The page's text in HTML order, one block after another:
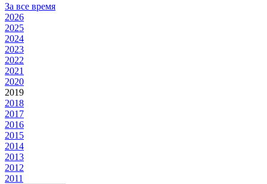
За все время
2026
2025
2024
2023
2022
2021
2020
2019
2018
2017
2016
2015
2014
2013
2012
2011